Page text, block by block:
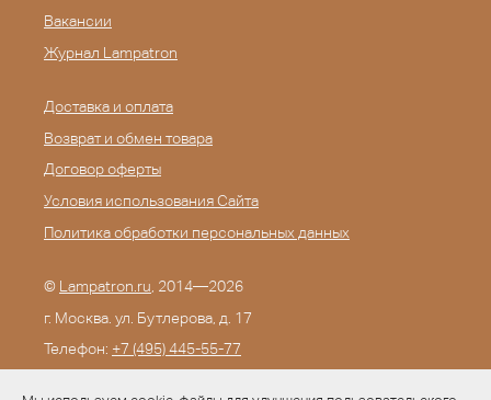
Вакансии
Журнал Lampatron
Доставка и оплата
Возврат и обмен товара
Договор оферты
Условия использования Сайта
Политика обработки персональных данных
© Lampatron.ru , 2014—2026
г. Москва. ул. Бутлерова, д. 17
Телефон: +7 (495) 445-55-77